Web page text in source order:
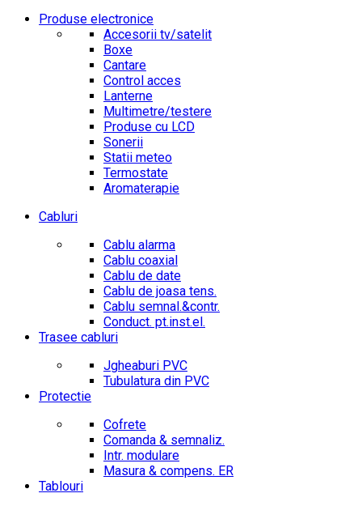
Produse electronice
Accesorii tv/satelit
Boxe
Cantare
Control acces
Lanterne
Multimetre/testere
Produse cu LCD
Sonerii
Statii meteo
Termostate
Aromaterapie
Cabluri
Cablu alarma
Cablu coaxial
Cablu de date
Cablu de joasa tens.
Cablu semnal.&contr.
Conduct. pt.inst.el.
Trasee cabluri
Jgheaburi PVC
Tubulatura din PVC
Protectie
Cofrete
Comanda & semnaliz.
Intr. modulare
Masura & compens. ER
Tablouri